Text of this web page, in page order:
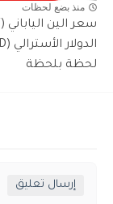
منذ بضع لحظات
لحظة بلحظة
إرسال تعليق